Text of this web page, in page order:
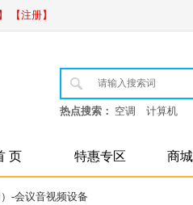
【注册】
热点搜索： 空调 计算机
页 特惠专区 商
-会议音视频设备